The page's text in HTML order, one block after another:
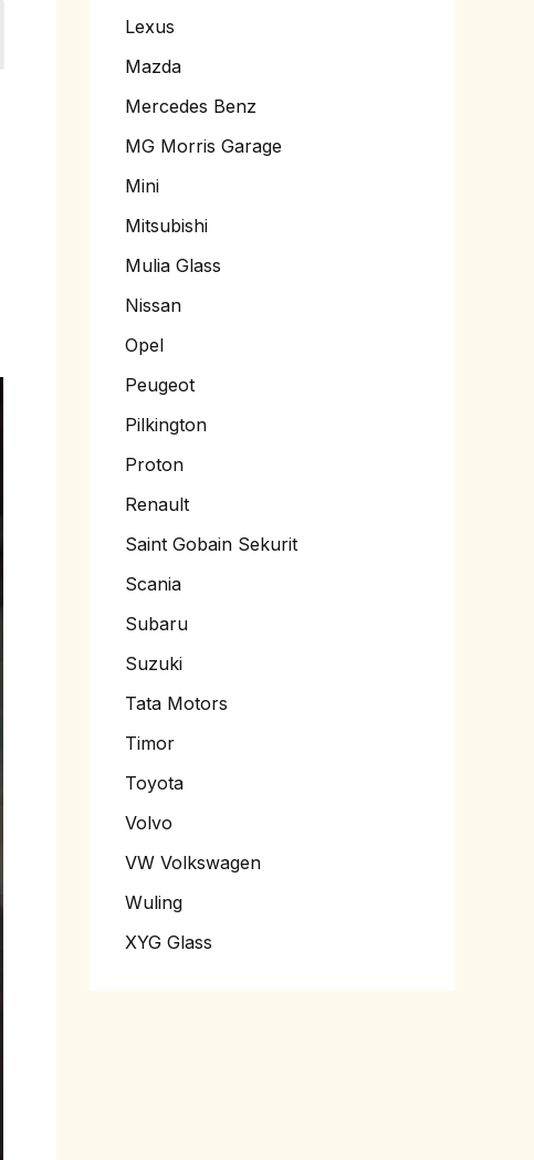
Lexus
Mazda
Mercedes Benz
MG Morris Garage
Mini
Mitsubishi
Mulia Glass
Nissan
Opel
Peugeot
Pilkington
Proton
Renault
Saint Gobain Sekurit
Scania
Subaru
Suzuki
Tata Motors
Timor
Toyota
Volvo
VW Volkswagen
Wuling
XYG Glass